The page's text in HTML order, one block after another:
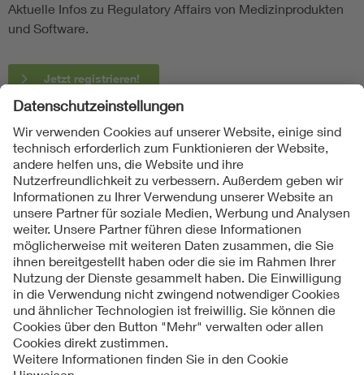
Aktuelle Infos zu Regulatory Affairs von Medizinprodukten
und Software.
Jetzt registrieren!
Folgen Sie uns
Kontakte
Service
Impressum